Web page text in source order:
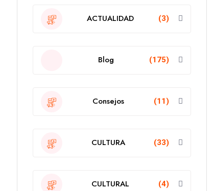
ACTUALIDAD (3)
Blog (175)
Consejos (11)
CULTURA (33)
CULTURAL (4)